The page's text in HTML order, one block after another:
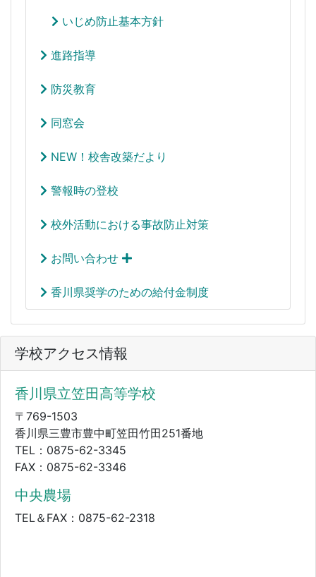
いじめ防止基本方針
進路指導
防災教育
同窓会
NEW！校舎改築だより
警報時の登校
校外活動における事故防止対策
お問い合わせ
香川県奨学のための給付金制度
学校アクセス情報
香川県立笠田高等学校
〒769-1503
香川県三豊市豊中町笠田竹田251番地
TEL：0875-62-3345
FAX：0875-62-3346
中央農場
TEL＆FAX：0875-62-2318